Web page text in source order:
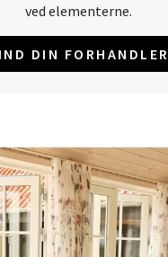
ved elementerne.
DIN FORHANDLER